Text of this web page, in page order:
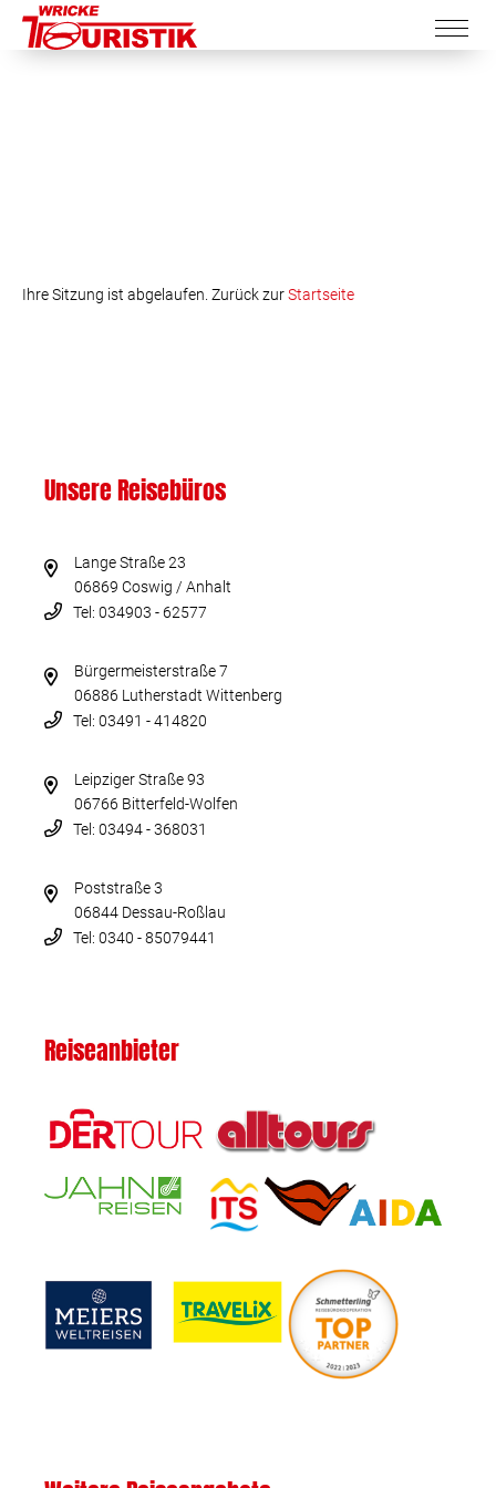
Ihre Sitzung ist abgelaufen. Zurück zurStartseite
Unsere Reisebüros
Lange Straße 23
06869 Coswig / Anhalt
Tel: 034903 - 62577
Bürgermeisterstraße 7
06886 Lutherstadt Wittenberg
Tel: 03491 - 414820
Leipziger Straße 93
06766 Bitterfeld-Wolfen
Tel: 03494 - 368031
Poststraße 3
06844 Dessau-Roßlau
Tel: 0340 - 85079441
Reiseanbieter